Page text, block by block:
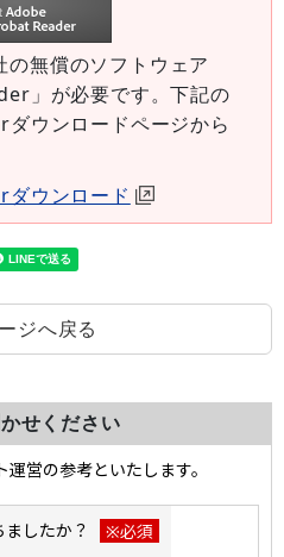
無償のソフトウェア
」が必要です。下記の
ウンロードページから
ウンロード
ジへ戻る
せください